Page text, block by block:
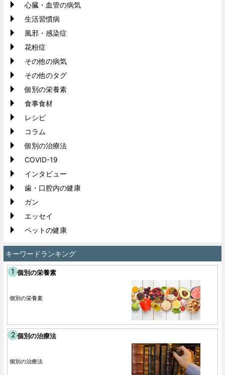
心臓・血管の病気
生活習慣病
風邪・感染症
花粉症
その他の病気
その他のタグ
個別の栄養素
食事食材
レシピ
コラム
個別の治療法
COVID-19
インタビュー
歯・口腔内の健康
ガン
エッセイ
ペットの健康
キーワードランキング
個別の栄養素
個別の栄養素
個別の治療法
個別の治療法